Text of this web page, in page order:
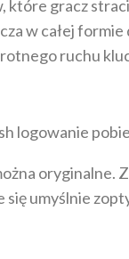
które gracz
w całej
ruchu
oryginalne.
umyślnie